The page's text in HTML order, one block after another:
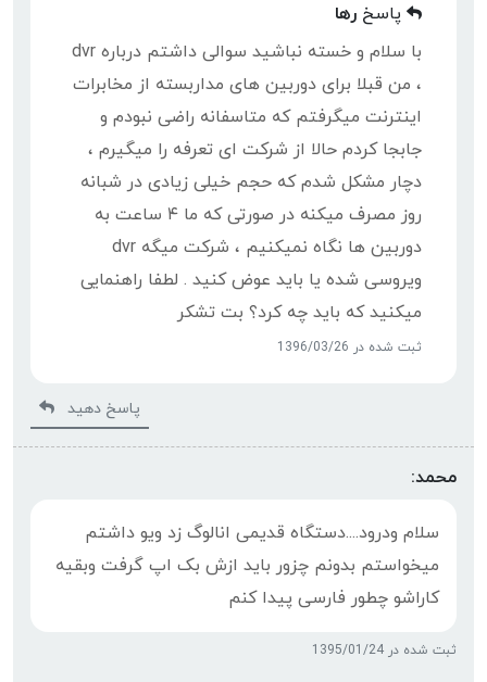
پاسخ رها
با سلام و خسته نباشید سوالی داشتم درباره dvr
، من قبلا برای دوربین های مداربسته از مخابرات
اینترنت میگرفتم که متاسفانه راضی نبودم و
جابجا کردم حالا از شرکت ای تعرفه را میگیرم ،
دچار مشکل شدم که حجم خیلی زیادی در شبانه
روز مصرف میکنه در صورتی که ما ۴ ساعت به
دوربین ها نگاه نمیکنیم ، شرکت میگه dvr
ویروسی شده یا باید عوض کنید . لطفا راهنمایی
میکنید که باید چه کرد؟ بت تشکر
ثبت شده در 1396/03/26
پاسخ دهید
محمد:
سلام ودرود....دستگاه قدیمی انالوگ زد ویو داشتم
میخواستم بدونم چزور باید ازش بک اپ گرفت وبقیه
کاراشو چطور فارسی پیدا کنم
ثبت شده در 1395/01/24